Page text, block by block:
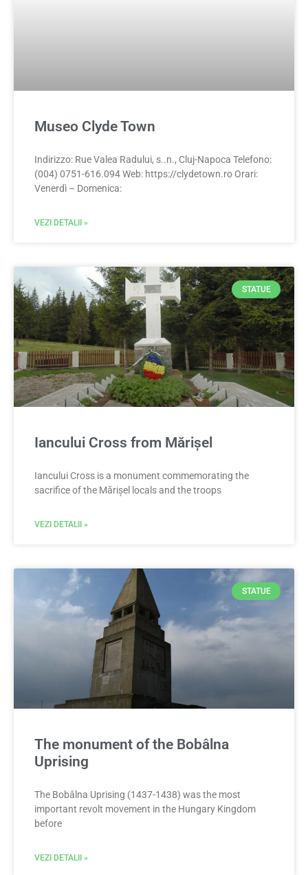
Museo Clyde Town
Indirizzo: Rue Valea Radului, s..n., Cluj-Napoca Telefono:
(004) 0751-616.094 Web: https://clydetown.ro Orari:
Venerdì – Domenica:
VEZI DETALII »
STATUE
Iancului Cross from Mărișel
Iancului Cross is a monument commemorating the
sacrifice of the Mărișel locals and the troops
VEZI DETALII »
STATUE
The monument of the Bobâlna
Uprising
The Bobâlna Uprising (1437-1438) was the most
important revolt movement in the Hungary Kingdom
before
VEZI DETALII »